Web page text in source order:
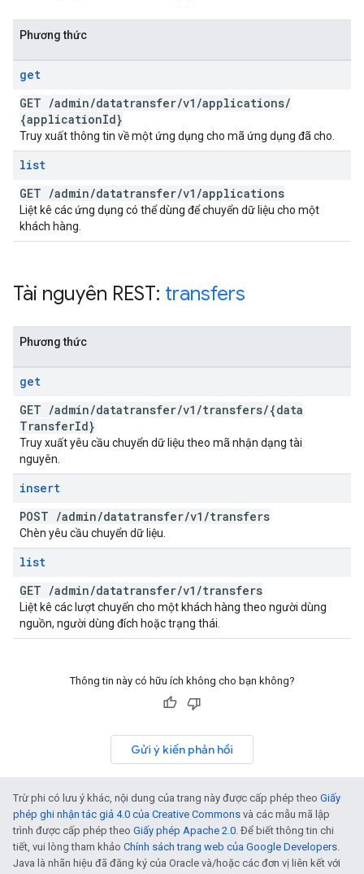
Phương thức
get
GET /admin/datatransfer/v1 /applications/
{applicationId}
Truy xuất thông tin về một ứng dụng cho mã ứng dụng đã cho.
list
GET /admin/datatransfer/v1 /applications
Liệt kê các ứng dụng có thể dùng để chuyển dữ liệu cho một
khách hàng.
Tài nguyên REST: transfers
Phương thức
get
GET /admin/datatransfer/v1 /transfers/{data
TransferId}
Truy xuất yêu cầu chuyển dữ liệu theo mã nhận dạng tài
nguyên.
insert
POST /admin/datatransfer/v1 /transfers
Chèn yêu cầu chuyển dữ liệu.
list
GET /admin/datatransfer/v1 /transfers
Liệt kê các lượt chuyển cho một khách hàng theo người dùng
nguồn, người dùng đích hoặc trạng thái.
Thông tin này có hữu ích không cho bạn không?
Gửi ý kiến phản hồi
Trừ phi có lưu ý khác, nội dung của trang này được cấp phép theo Giấy
phép ghi nhận tác giả 4.0 của Creative Commons và các mẫu mã lập
trình được cấp phép theo Giấy phép Apache 2.0. Để biết thông tin chi
tiết, vui lòng tham khảo Chính sách trang web của Google Developers.
Java là nhãn hiệu đã đăng ký của Oracle và/hoặc các đơn vị liên kết với